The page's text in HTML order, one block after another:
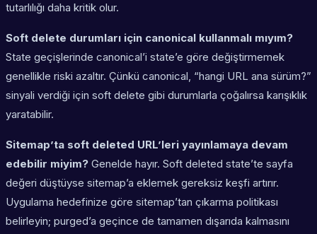
tutarlılığı daha kritik olur.
Soft delete durumları için canonical kullanmalı mıyım?
State geçişlerinde canonical’i state’e göre değiştirmemek
genellikle riski azaltır. Çünkü canonical, “hangi URL ana sürüm?”
sinyali verdiği için soft delete gibi durumlarla çoğalırsa karışıklık
yaratabilir.
Sitemap’ta soft deleted URL’leri yayınlamaya devam
edebilir miyim? Genelde hayır. Soft deleted state’te sayfa
değeri düştüyse sitemap’a eklemek gereksiz keşfi artırır.
Uygulama hedefinize göre sitemap’tan çıkarma politikası
belirleyin; purged’a geçince de tamamen dışarıda kalmasını